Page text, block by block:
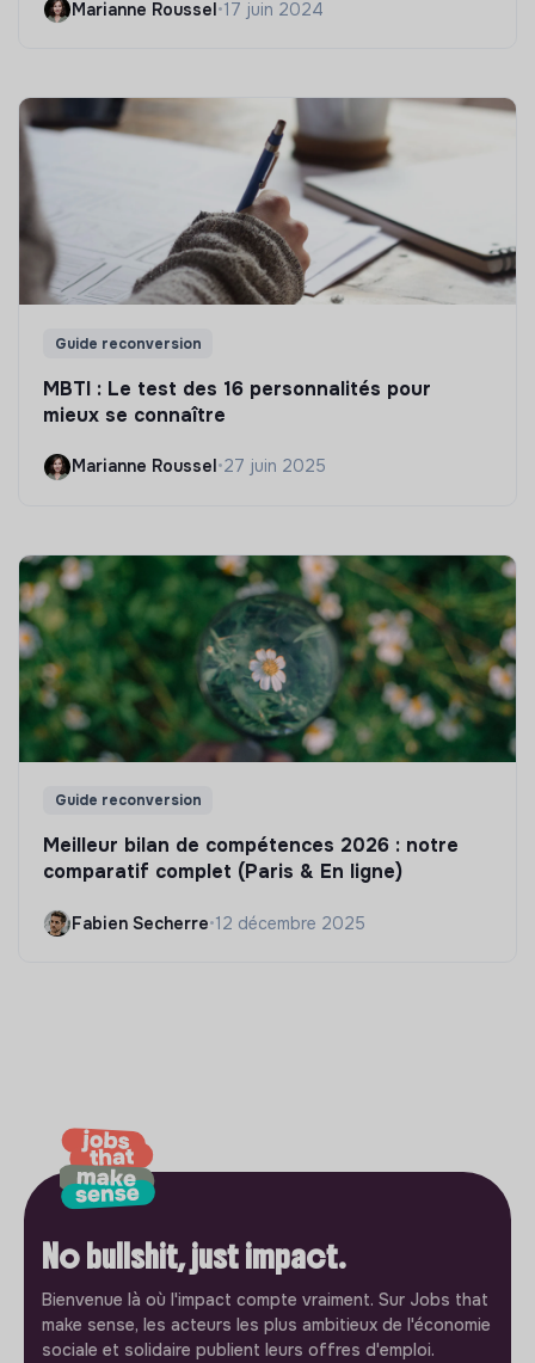
Marianne Roussel•17 juin 2024
Guide reconversion
MBTI : Le test des 16 personnalités pour
mieux se connaître
Marianne Roussel•27 juin 2025
Guide reconversion
Meilleur bilan de compétences 2026 : notre
comparatif complet (Paris & En ligne)
Fabien Secherre•12 décembre 2025
No bullshit, just impact.
Bienvenue là où l'impact compte vraiment. Sur Jobs that
make sense, les acteurs les plus ambitieux de l'économie
sociale et solidaire publient leurs offres d'emploi.